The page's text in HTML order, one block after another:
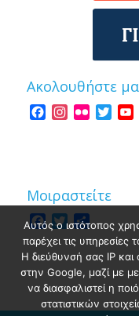
Ακολουθήστε
Facebook
Instagram
Flickr
Μοιραστείτε
Facebook
Twitter
Share
Αυτός ο ιστότοπος
παρέχει τις υπηρεσίες
Η διεύθυνσή σας IP
στην Google, μαζί με
να διασφαλιστεί η
στατιστικών